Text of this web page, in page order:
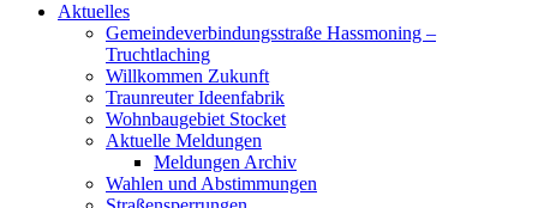
Aktuelles
Gemeindeverbindungsstraße Hassmoning –
Truchtlaching
Willkommen Zukunft
Traunreuter Ideenfabrik
Wohnbaugebiet Stocket
Aktuelle Meldungen
Meldungen Archiv
Wahlen und Abstimmungen